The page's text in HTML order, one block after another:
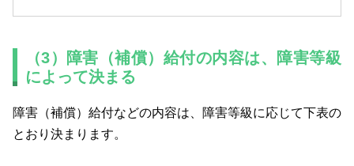
（3）障害（補償）給付の内容は、障害等級
によって決まる
障害（補償）給付などの内容は、障害等級に応じて下表の
とおり決まります。